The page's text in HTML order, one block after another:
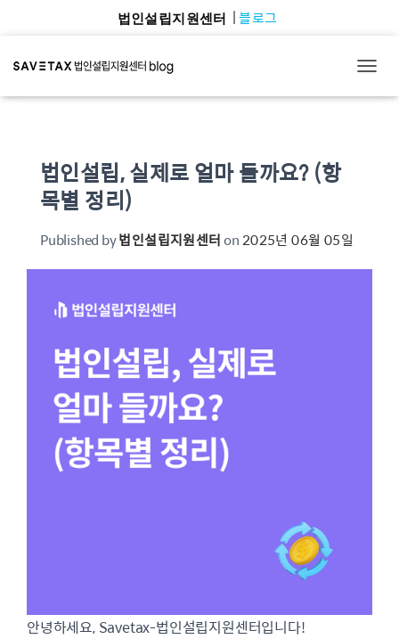
법인설립지원센터 블로그
법인설립, 실제로 얼마 들까요? (항
목별 정리)
Published by법인설립지원센터on2025년 06월 05일
안녕하세요, Savetax-법인설립지원센터입니다!